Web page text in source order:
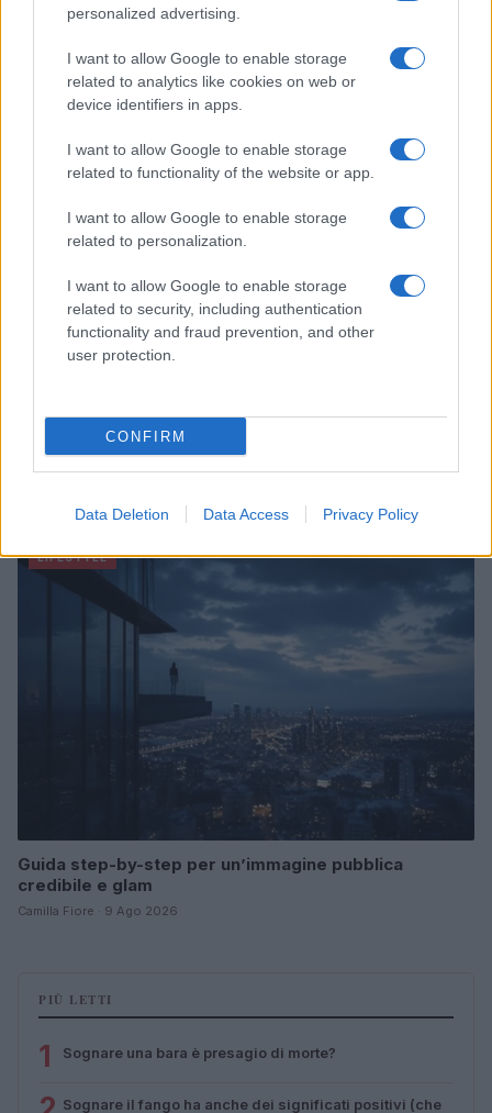
personalized advertising.
I want to allow Google to enable storage
related to analytics like cookies on web or
device identifiers in apps.
I want to allow Google to enable storage
related to functionality of the website or app.
I want to allow Google to enable storage
related to personalization.
I want to allow Google to enable storage
related to security, including authentication
functionality and fraud prevention, and other
user protection.
CONFIRM
Data Deletion Data Access Privacy Policy
Cosmetici cooling: la nuova tendenza beauty in Cina
per l’estate 2026
Camilla Fiore · 9 Ago 2026
ALIMENTAZIONE
Come pulire le cozze in modo perfetto: guida pratica
Matteo Pellegrino · 9 Ago 2026
LIFESTYLE
Guida step-by-step per un’immagine pubblica
credibile e glam
Camilla Fiore · 9 Ago 2026
PIÙ LETTI
1 Sognare una bara è presagio di morte?
Sognare il fango ha anche dei significati positivi (che